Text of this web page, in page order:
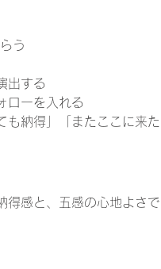
う
出する
ローを入れる
も納得」「またここに来
得感と、五感の心地よさ